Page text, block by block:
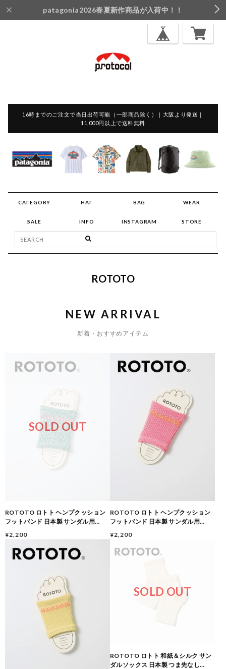
patagonia2026春夏新作商品が入荷中！！
16時までのご注文で当日出荷可能（一部商品除く）｜大阪より発送｜
11,000円以上で送料無料
CATEGORY HAT BAG WEAR
SALE INFO INSTAGRAM STORE
ROTOTO
NEW ARRIVAL
新着・おすすめアイテム
SOLD OUT
ROTOTO ロトト ヘンプクッション
フットバンド 日本製 サンダル用
裏クッション R1596 SEA GREEN
¥2,200
ROTOTO ロトト ヘンプクッション
フットバンド 日本製 サンダル用
裏クッション R1596 PINK
¥2,200
SOLD OUT
ROTOTO ロトト 和紙＆シルク サン
ダルソックス 日本製 つま先なし